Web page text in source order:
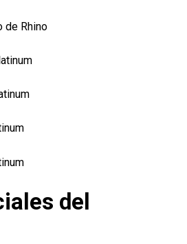
de Rhino
del